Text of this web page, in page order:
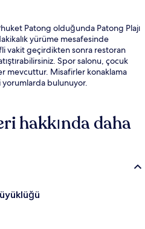
Patong olduğunda Patong Plajı
yürüme mesafesinde
vakit geçirdikten sonra restoran
Spor salonu, çocuk
mevcuttur. Misafirler konaklama
yorumlarda bulunuyor.
hakkında daha